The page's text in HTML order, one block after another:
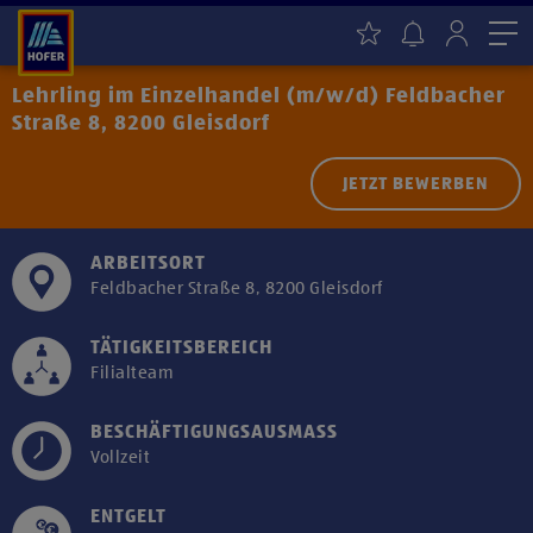
Lehrling im Einzelhandel (m/w/d) Feldbacher
Straße 8, 8200 Gleisdorf
JETZT BEWERBEN
ARBEITSORT
Feldbacher Straße 8, 8200 Gleisdorf
TÄTIGKEITSBEREICH
Filialteam
BESCHÄFTIGUNGSAUSMASS
Vollzeit
ENTGELT